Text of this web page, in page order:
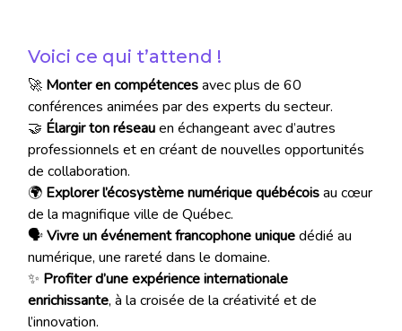
Voici ce qui t’attend !
🚀 Monter en compétencesavec plus de 60
conférences animées par des experts du secteur.
🤝 Élargir ton réseauen échangeant avec d’autres
professionnels et en créant de nouvelles opportunités
de collaboration.
🌍 Explorer l’écosystème numérique québécoisau cœur
de la magnifique ville de Québec.
🗣️Vivre un événement francophone uniquedédié au
numérique, une rareté dans le domaine.
✨ Profiter d’une expérience internationale
enrichissante, à la croisée de la créativité et de
l’innovation.